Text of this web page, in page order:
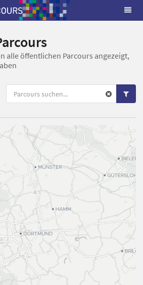
alle öffentlichen Parcours angezeigt,